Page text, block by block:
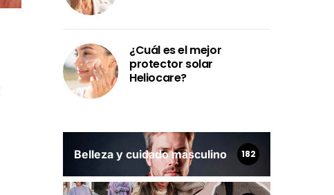
¿Cuál es el mejor
protector solar
Heliocare?
Belleza y cuidado masculino 182